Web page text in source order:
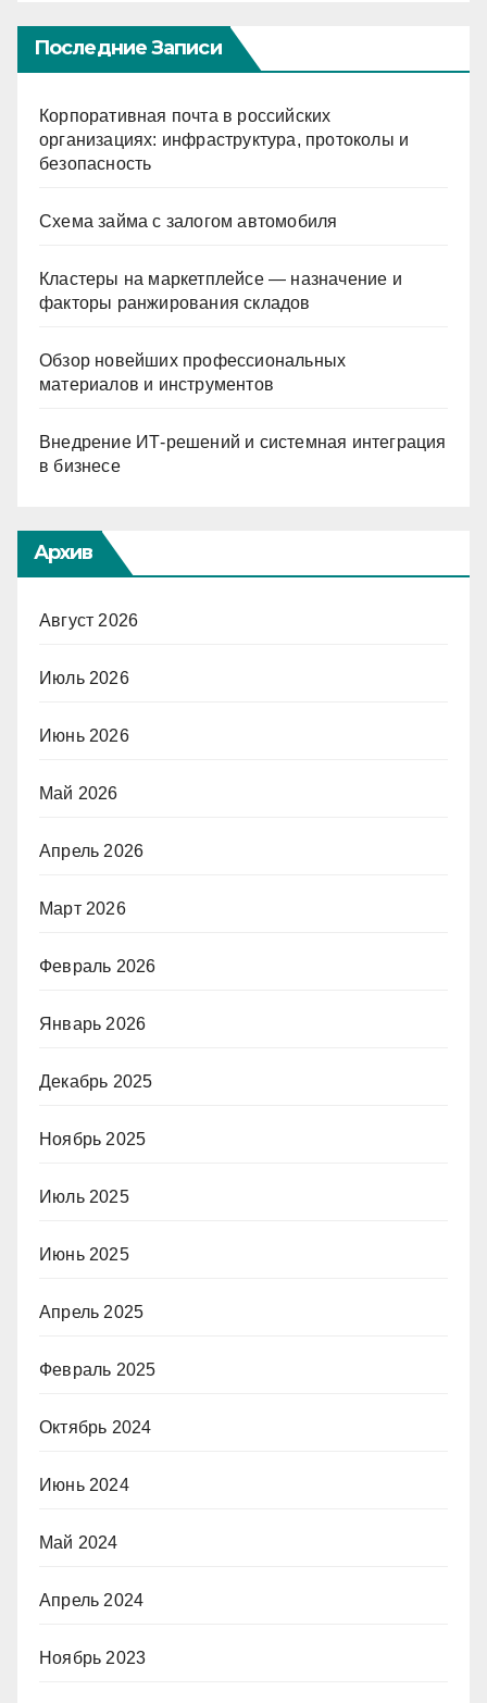
Последние Записи
Корпоративная почта в российских
организациях: инфраструктура, протоколы и
безопасность
Схема займа с залогом автомобиля
Кластеры на маркетплейсе — назначение и
факторы ранжирования складов
Обзор новейших профессиональных
материалов и инструментов
Внедрение ИТ-решений и системная интеграция
в бизнесе
Архив
Август 2026
Июль 2026
Июнь 2026
Май 2026
Апрель 2026
Март 2026
Февраль 2026
Январь 2026
Декабрь 2025
Ноябрь 2025
Июль 2025
Июнь 2025
Апрель 2025
Февраль 2025
Октябрь 2024
Июнь 2024
Май 2024
Апрель 2024
Ноябрь 2023